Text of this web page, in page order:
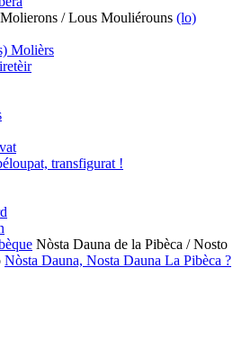
/ Lous Mouliérouns (lo)
Molièrs
transfigurat !
Nòsta Dauna de la Pibèca / Nosto
Nòsta Dauna, Nosta Dauna La Pibèca ?